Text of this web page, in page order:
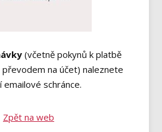
(včetně pokynů k platbě
na účet) naleznete
emailové schránce.
Zpět na web